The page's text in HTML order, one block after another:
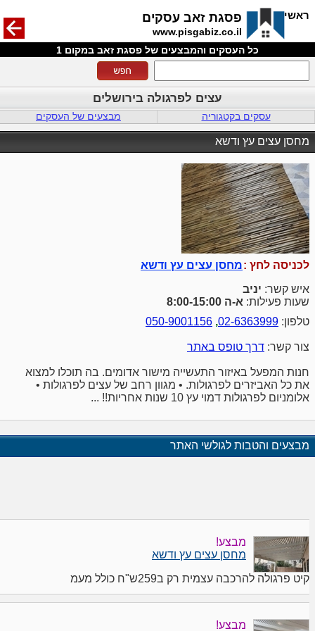
פסגת זאב עסקים
www.pisgabiz.co.il
ראשי
כל העסקים והמבצעים של פסגת זאב במקום 1
עצים לפרגולה בירושלים
עסקים בקטגוריה מבצעים של העסקים
מחסן עצים עץ ודשא
לכניסה לחץ :מחסן עצים עץ ודשא
איש קשר: יניב
שעות פעילות: א-ה 8:00-15:00
טלפון: 02-6363999
,
050-9001156
צור קשר: דרך טופס באתר
חנות המפעל באיזור התעשייה מישור אדומים. בה תוכלו למצוא
את כל האביזרים לפרגולות. • מגוון רחב של עצים לפרגולות •
אלומניום לפרגולות דמוי עץ 10 שנות אחריות!! ...
מבצעים והטבות לגולשי האתר
מבצע!
מחסן עצים עץ ודשא
קיט פרגולה להרכבה עצמית רק ב259ש"ח כולל מעמ
מבצע!